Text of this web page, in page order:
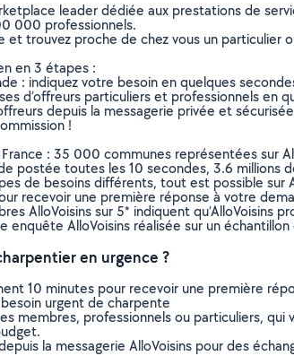
leader dédiée aux prestations de
000 professionnels.
et trouvez proche de chez vous un
en 3 étapes :
: indiquez votre besoin en quelques
d’offreurs particuliers et professionnels en
depuis la messagerie privée et
!
: 35 000 communes représentées sur
postée toutes les 10 secondes, 3.6 millions
de besoins différents, tout est possible sur
recevoir une première réponse à votre
AlloVoisins sur 5* indiquent qu’AlloVoisins
enquête AlloVoisins réalisée sur un
en urgence ?
10 minutes pour recevoir une première
urgent de charpente
membres, professionnels ou particuliers,
la messagerie AlloVoisins pour des